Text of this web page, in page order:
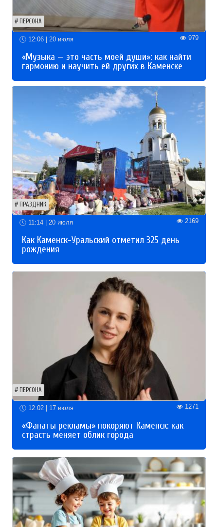
ПЕРСОНА
12:06 | 20 июля 979
«Музыка — это часть моей души»: как найти
гармонию и научить ей других в Каменске
ПРАЗДНИК
11:14 | 20 июля 2169
Как Каменск-Уральский отметил 325 день
рождения
ПЕРСОНА
12:02 | 17 июля 1271
«Фанаты рекламы» покоряют Каменск: как
страсть меняет облик города